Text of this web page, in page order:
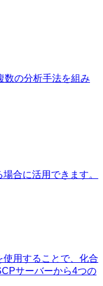
数の分析手法を組み
合に活用できます。
用することで、化合
サーバーから4つの